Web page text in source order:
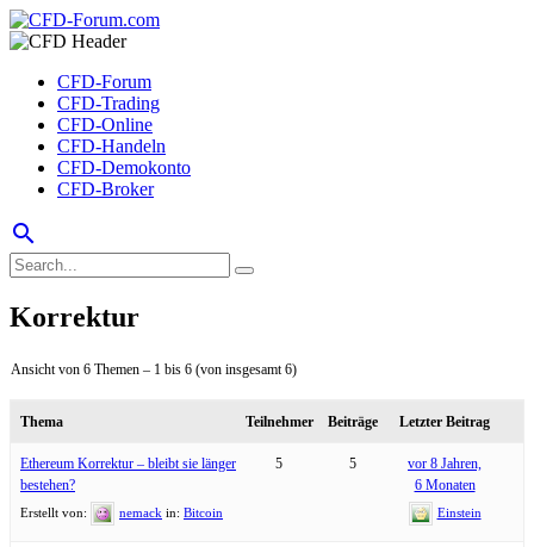
CFD-Forum
CFD-Trading
CFD-Online
CFD-Handeln
CFD-Demokonto
CFD-Broker
search
Korrektur
Ansicht von 6 Themen – 1 bis 6 (von insgesamt 6)
Thema Teilnehmer Beiträge Letzter Beitrag
Ethereum Korrektur – bleibt sie länger
bestehen?
Erstellt von: nemack in: Bitcoin
5 5
vor 8 Jahren,
6 Monaten
Einstein